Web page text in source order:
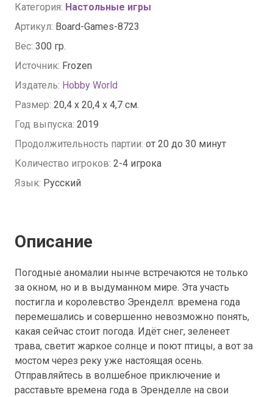
Категория: Настольные игры
Артикул: Board-Games-8723
Вес: 300 гр.
Источник: Frozen
Издатель: Hobby World
Размер: 20,4 x 20,4 x 4,7 см.
Год выпуска: 2019
Продолжительность партии: от 20 до 30 минут
Количество игроков: 2-4 игрока
Язык: Русский
Описание
Погодные аномалии нынче встречаются не только
за окном, но и в выдуманном мире. Эта участь
постигла и королевство Эренделл: времена года
перемешались и совершенно невозможно понять,
какая сейчас стоит погода. Идёт снег, зеленеет
трава, светит жаркое солнце и поют птицы, а вот за
мостом через реку уже настоящая осень.
Отправляйтесь в волшебное приключение и
расставьте времена года в Эренделле на свои